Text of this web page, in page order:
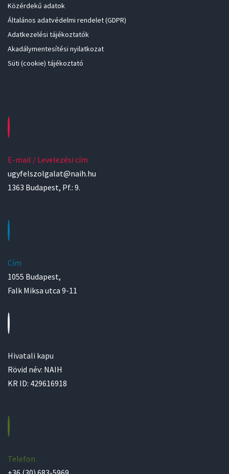
Közérdekű adatok
Általános adatvédelmi rendelet (GDPR)
Adatkezelési tájékoztatók
Akadálymentesítési nyilatkozat
Süti (cookie) tájékoztató
E-mail / Levelezési cím
ugyfelszolgalat@naih.hu
1363 Budapest, Pf.: 9.
Cím
1055 Budapest,
Falk Miksa utca 9-11
Hivatali kapu
Rövid név: NAIH
KR ID: 429616918
Telefon